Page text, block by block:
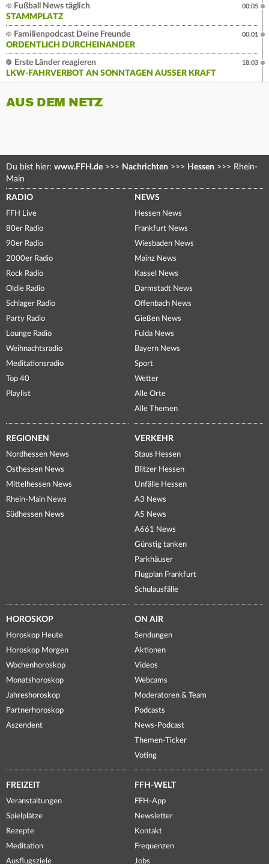
Fußball News täglich
STAMMPLATZ
00:05
Familienpodcast Deine Freunde
ORDENTLICH DURCHEINANDER
00:01
Erste Länder reagieren
LKW-FAHRVERBOT AN SONNTAGEN AUSSER KRAFT
18:03
AUS DEM NETZ
Du bist hier: www.FFH.de >>> Nachrichten >>> Hessen >>> Rhein-
Main
RADIO
FFH Live
80er Radio
90er Radio
2000er Radio
Rock Radio
Oldie Radio
Schlager Radio
Party Radio
Lounge Radio
Weihnachtsradio
Meditationsradio
Top 40
Playlist
NEWS
Hessen News
Frankfurt News
Wiesbaden News
Mainz News
Kassel News
Darmstadt News
Offenbach News
Gießen News
Fulda News
Bayern News
Sport
Wetter
Alle Orte
Alle Themen
REGIONEN
Nordhessen News
Osthessen News
Mittelhessen News
Rhein-Main News
Südhessen News
VERKEHR
Staus Hessen
Blitzer Hessen
Unfälle Hessen
A3 News
A5 News
A661 News
Günstig tanken
Parkhäuser
Flugplan Frankfurt
Schulausfälle
HOROSKOP
Horoskop Heute
Horoskop Morgen
Wochenhoroskop
Monatshoroskop
Jahreshoroskop
Partnerhoroskop
Aszendent
ON AIR
Sendungen
Aktionen
Videos
Webcams
Moderatoren & Team
Podcasts
News-Podcast
Themen-Ticker
Voting
FREIZEIT
Veranstaltungen
Spielplätze
Rezepte
Meditation
Ausflugsziele
FFH-WELT
FFH-App
Newsletter
Kontakt
Frequenzen
Jobs